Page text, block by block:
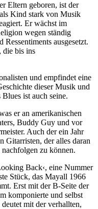
Eltern geboren, ist der
Kind stark von Musik
Er wächst im
wegen ständig
ausgesetzt.
die bis ins
und empfindet eine
dieser Musik und
ist auch seine.
er an amerikanischen
Buddy Guy und vor
Auch der ein Jahr
Gitarristen, der alles daran
zu können.
Back‹, eine Nummer
Stück, das Mayall 1966
Erst mit der B-Seite der
komponierte und selbst
mit der verhallten,